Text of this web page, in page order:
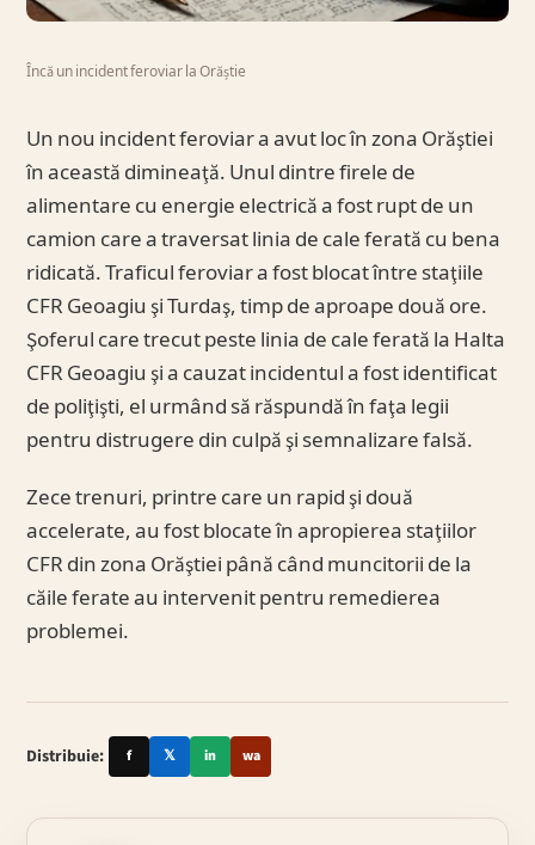
Încă un incident feroviar la Orăștie
Un nou incident feroviar a avut loc în zona Orăştiei
în această dimineaţă. Unul dintre firele de
alimentare cu energie electrică a fost rupt de un
camion care a traversat linia de cale ferată cu bena
ridicată. Traficul feroviar a fost blocat între staţiile
CFR Geoagiu şi Turdaş, timp de aproape două ore.
Şoferul care trecut peste linia de cale ferată la Halta
CFR Geoagiu şi a cauzat incidentul a fost identificat
de poliţişti, el urmând să răspundă în faţa legii
pentru distrugere din culpă şi semnalizare falsă.
Zece trenuri, printre care un rapid şi două
accelerate, au fost blocate în apropierea staţiilor
CFR din zona Orăştiei până când muncitorii de la
căile ferate au intervenit pentru remedierea
problemei.
Distribuie: f 𝕏 in wa